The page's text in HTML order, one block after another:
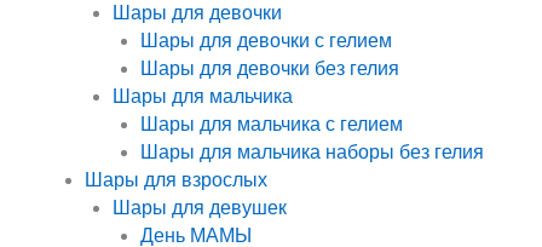
Шары для девочки
Шары для девочки с гелием
Шары для девочки без гелия
Шары для мальчика
Шары для мальчика с гелием
Шары для мальчика наборы без гелия
Шары для взрослых
Шары для девушек
День МАМЫ